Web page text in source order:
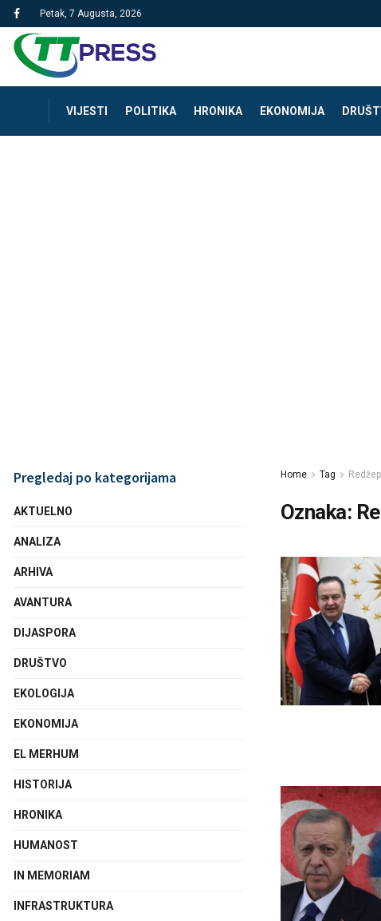
Petak, 7 Augusta, 2026
VIJESTI POLITIKA HRONIKA EKONOMIJA
Home Tag
Oznaka:
Pregledaj po kategorijama
AKTUELNO
ANALIZA
ARHIVA
AVANTURA
DIJASPORA
DRUŠTVO
EKOLOGIJA
EKONOMIJA
EL MERHUM
HISTORIJA
HRONIKA
HUMANOST
IN MEMORIAM
INFRASTRUKTURA